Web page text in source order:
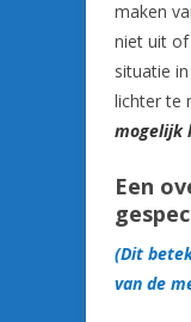
maken
niet uit
situatie
lichter te
mogelijk
Een
(Dit
van de